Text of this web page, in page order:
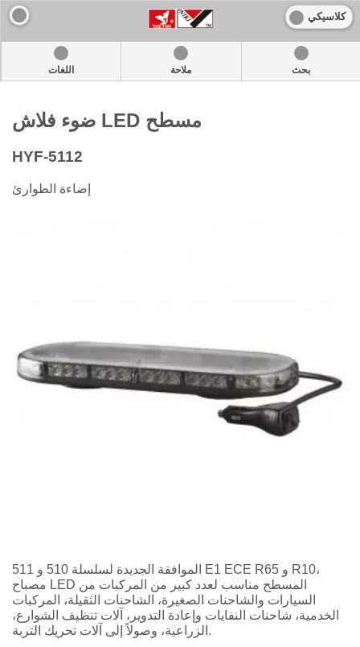
كلاسيكي
اللغات ملاحة بحث
ضوء فلاش LED مسطح
HYF-5112
إضاءة الطوارئ
الموافقة الجديدة لسلسلة 510 و 511 E1 ECE R65 و R10،
مصباح LED المسطح مناسب لعدد كبير من المركبات من
السيارات والشاحنات الصغيرة، الشاحنات الثقيلة، المركبات
الخدمية، شاحنات النفايات وإعادة التدوير، آلات تنظيف الشوارع،
الزراعية، وصولاً إلى آلات تحريك التربة.